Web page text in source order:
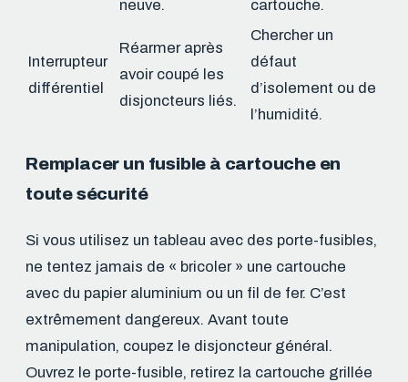
neuve. cartouche.
Interrupteur
différentiel
Réarmer après
avoir coupé les
disjoncteurs liés.
Chercher un
défaut
d’isolement ou de
l’humidité.
Remplacer un fusible à cartouche en
toute sécurité
Si vous utilisez un tableau avec des porte-fusibles,
ne tentez jamais de « bricoler » une cartouche
avec du papier aluminium ou un fil de fer. C’est
extrêmement dangereux. Avant toute
manipulation, coupez le disjoncteur général.
Ouvrez le porte-fusible, retirez la cartouche grillée